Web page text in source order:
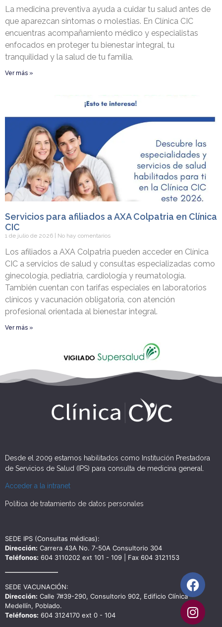
La medicina preventiva ayuda a cuidar tu salud antes de
que aparezcan síntomas o molestias. En Clínica CIC
encuentras acompañamiento médico y especialistas
enfocados en proteger tu bienestar integral, tu
tranquilidad y la salud de tu familia.
Ver más »
Servicios para afiliados a AXA Colpatria en Clínica
CIC
1 de julio de 2026 No hay comentarios
Los afiliados a AXA Colpatria pueden acceder en Clínica
CIC a servicios de salud y consultas especializadas como
ginecología, pediatría, cardiología y reumatología.
También cuentan con tarifas especiales en laboratorios
clínicos y vacunación obligatoria, con atención
profesional orientada al bienestar integral.
Ver más »
Desde el 2009 estamos habilitados como Institución Prestadora
de Servicios de Salud (IPS) para consulta de medicina general.
Acceder a la intranet
Política de tratamiento de datos personales
SEDE IPS (Consultas médicas):
Dirección: Carrera 43A No. 7-50A Consultorio 304
Teléfonos: 604 3110202 ext 101 - 109 | Fax 604 3121153
SEDE VACUNACIÓN:
Dirección: Calle 7#39-290, Consultorio 902, Edificio Clínica
Medellín, Poblado.
Teléfonos: 604 3124170 ext 0 - 104